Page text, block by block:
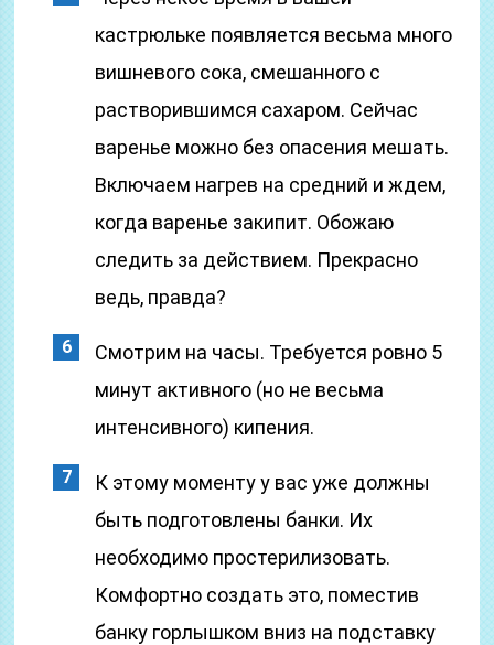
кастрюльке появляется весьма много
вишневого сока, смешанного с
растворившимся сахаром. Сейчас
варенье можно без опасения мешать.
Включаем нагрев на средний и ждем,
когда варенье закипит. Обожаю
следить за действием. Прекрасно
ведь, правда?
Смотрим на часы. Требуется ровно 5
минут активного (но не весьма
интенсивного) кипения.
К этому моменту у вас уже должны
быть подготовлены банки. Их
необходимо простерилизовать.
Комфортно создать это, поместив
банку горлышком вниз на подставку